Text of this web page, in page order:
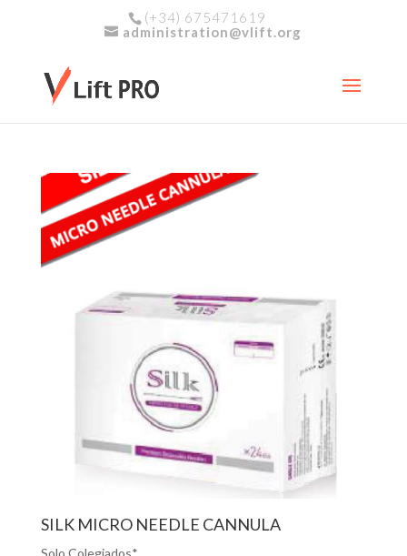
(+34) 675471619
administration@vlift.org
SILK MICRO NEEDLE CANNULA